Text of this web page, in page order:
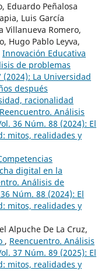
Eduardo Peñalosa
Luis García
Villanueva Romero,
Hugo Pablo Leyva,
Innovación Educativa
de problemas
La Universidad
después
racionalidad
Reencuentro. Análisis
36 Núm. 88 (2024): El
mitos, realidades y
digital en la
Análisis de
Núm. 88 (2024): El
mitos, realidades y
Alpuche De La Cruz,
, Reencuentro. Análisis
37 Núm. 89 (2025): El
mitos, realidades y